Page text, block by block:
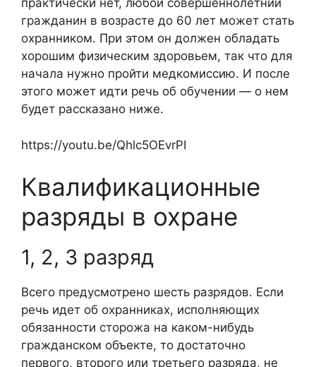
практически нет, любой совершеннолетний
гражданин в возрасте до 60 лет может стать
охранником. При этом он должен обладать
хорошим физическим здоровьем, так что для
начала нужно пройти медкомиссию. И после
этого может идти речь об обучении — о нем
будет рассказано ниже.
https://youtu.be/Qhlc5OEvrPI
Квалификационные
разряды в охране
1, 2, 3 разряд
Всего предусмотрено шесть разрядов. Если
речь идет об охранниках, исполняющих
обязанности сторожа на каком-нибудь
гражданском объекте, то достаточно
первого, второго или третьего разряда, не